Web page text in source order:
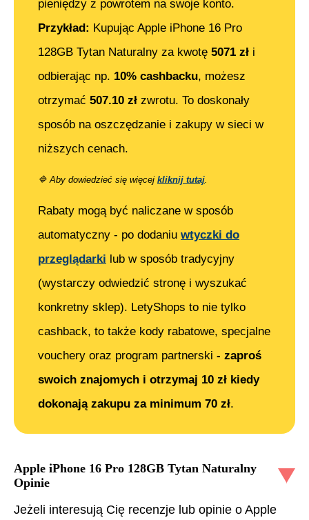
pieniędzy z powrotem na swoje konto.
Przykład: Kupując Apple iPhone 16 Pro
128GB Tytan Naturalny za kwotę 5071 zł i
odbierając np. 10% cashbacku, możesz
otrzymać 507.10 zł zwrotu. To doskonały
sposób na oszczędzanie i zakupy w sieci w
niższych cenach.
🔷 Aby dowiedzieć się więcej kliknij tutaj
Rabaty mogą być naliczane w sposób
automatyczny - po dodaniu wtyczki do
przeglądarki lub w sposób tradycyjny
(wystarczy odwiedzić stronę i wyszukać
konkretny sklep). LetyShops to nie tylko
cashback, to także kody rabatowe, specjalne
vouchery oraz program partnerski - zaproś
swoich znajomych i otrzymaj 10 zł kiedy
dokonają zakupu za minimum 70 zł.
Apple iPhone 16 Pro 128GB Tytan Naturalny
Opinie
Jeżeli interesują Cię recenzje lub opinie o Apple